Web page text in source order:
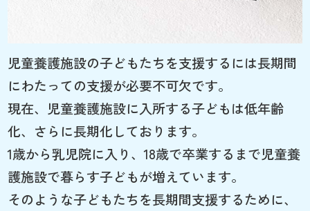
児童養護施設の子どもたちを支援するには長期間
にわたっての支援が必要不可欠です。
現在、児童養護施設に入所する子どもは低年齢
化、さらに長期化しております。
1歳から乳児院に入り、18歳で卒業するまで児童養
護施設で暮らす子どもが増えています。
そのような子どもたちを長期間支援するために、